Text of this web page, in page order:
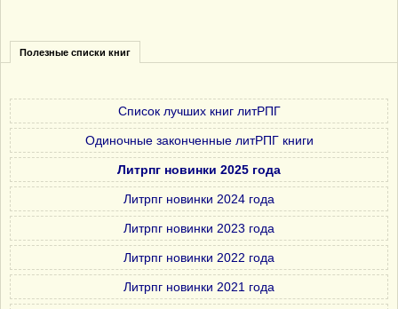
Полезные списки книг
Список лучших книг литРПГ
Одиночные законченные литРПГ книги
Литрпг новинки 2025 года
Литрпг новинки 2024 года
Литрпг новинки 2023 года
Литрпг новинки 2022 года
Литрпг новинки 2021 года